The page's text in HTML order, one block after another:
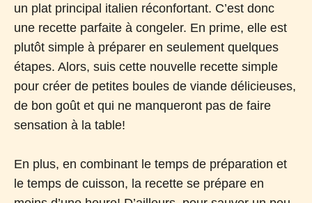
un plat principal italien réconfortant. C’est donc
une recette parfaite à congeler. En prime, elle est
plutôt simple à préparer en seulement quelques
étapes. Alors, suis cette nouvelle recette simple
pour créer de petites boules de viande délicieuses,
de bon goût et qui ne manqueront pas de faire
sensation à la table!
En plus, en combinant le temps de préparation et
le temps de cuisson, la recette se prépare en